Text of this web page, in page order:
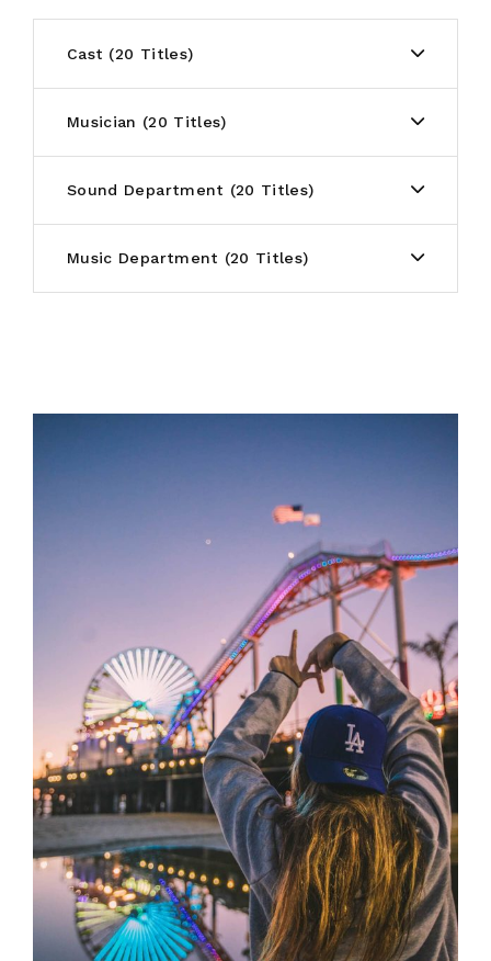
Cast 20 Titles
Musician 20 Titles
Sound Department 20 Titles
Music Department 20 Titles